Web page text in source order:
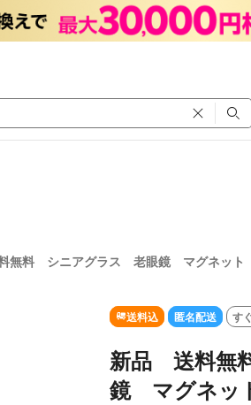
無料 シニアグラス 老眼鏡 マグネット
送料込 匿名配送 す
新品 送料無
鏡 マグネッ